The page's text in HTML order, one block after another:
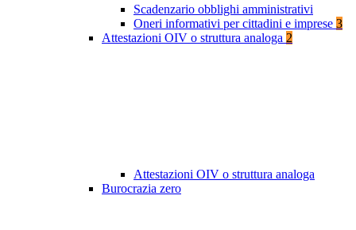
Scadenzario obblighi amministrativi
Oneri informativi per cittadini e imprese 3
Attestazioni OIV o struttura analoga 2
Attestazioni OIV o struttura analoga
Burocrazia zero